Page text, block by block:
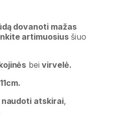
dovanoti mažas
artimuosius šiuo
bei virvelė.
naudoti atskirai,